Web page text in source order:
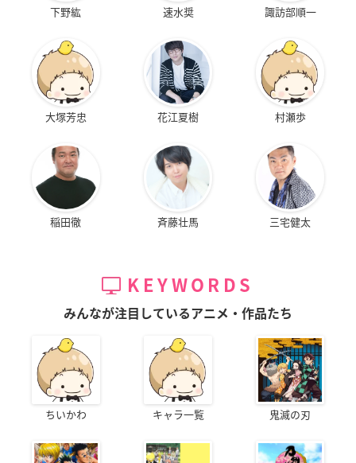
下野紘 速水奨 諏訪部順一
大塚芳忠 花江夏樹 村瀬歩
稲田徹 斉藤壮馬 三宅健太
KEYWORDS
みんなが注目しているアニメ・作品たち
ちいかわ キャラ一覧 鬼滅の刃